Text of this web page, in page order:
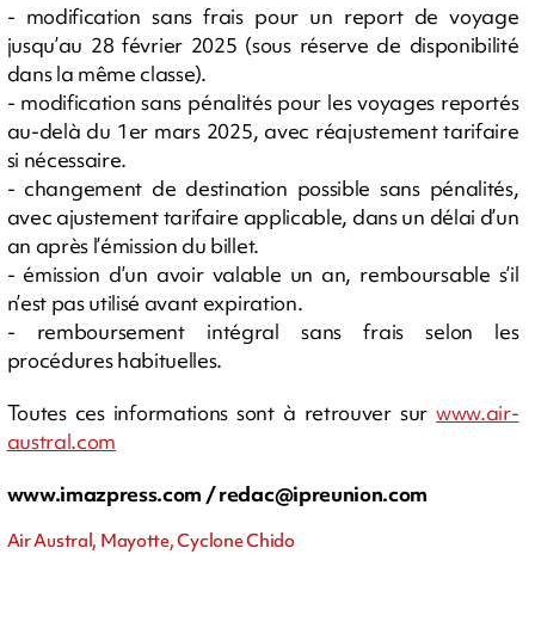
- modification sans frais pour un report de voyage
jusqu’au 28 février 2025 (sous réserve de disponibilité
dans la même classe).
- modification sans pénalités pour les voyages reportés
au-delà du 1er mars 2025, avec réajustement tarifaire
si nécessaire.
- changement de destination possible sans pénalités,
avec ajustement tarifaire applicable, dans un délai d’un
an après l’émission du billet.
- émission d’un avoir valable un an, remboursable s’il
n’est pas utilisé avant expiration.
- remboursement intégral sans frais selon les
procédures habituelles.
Toutes ces informations sont à retrouver surwww.air-
austral.com
www.imazpress.com /redac@ipreunion.com
Air Austral, Mayotte, Cyclone Chido